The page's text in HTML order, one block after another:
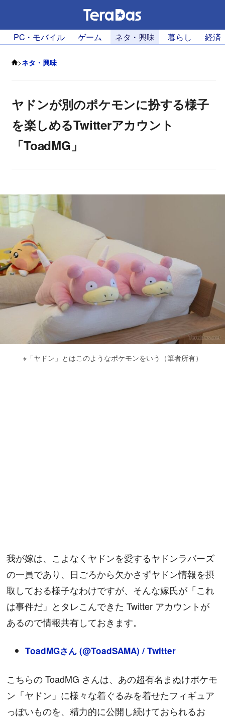
PC・モバイル ゲーム ネタ・興味 暮らし 経済
>ネタ・興味
ヤドンが別のポケモンに扮する様子
を楽しめるTwitterアカウント
「ToadMG」
※「ヤドン」とはこのようなポケモンをいう（筆者所有）
我が嫁は、こよなくヤドンを愛するヤドンラバーズ
の一員であり、日ごろから欠かさずヤドン情報を摂
取しておる様子なわけですが、そんな嫁氏が「これ
は事件だ」とタレこんできた Twitter アカウントが
あるので情報共有しておきます。
ToadMGさん (@ToadSAMA) / Twitter
こちらの ToadMG さんは、あの超有名まぬけポケモ
ン「ヤドン」に様々な着ぐるみを着せたフィギュア
っぽいものを、精力的に公開し続けておられるお